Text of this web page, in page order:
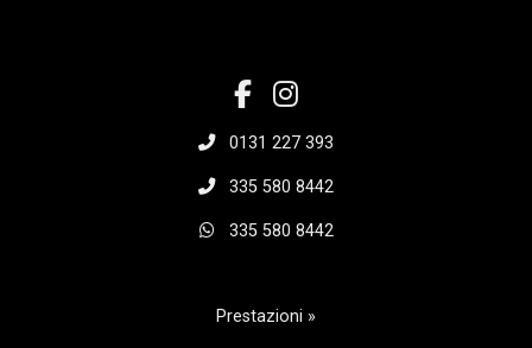
0131 227 393
335 580 8442
335 580 8442
Prestazioni »